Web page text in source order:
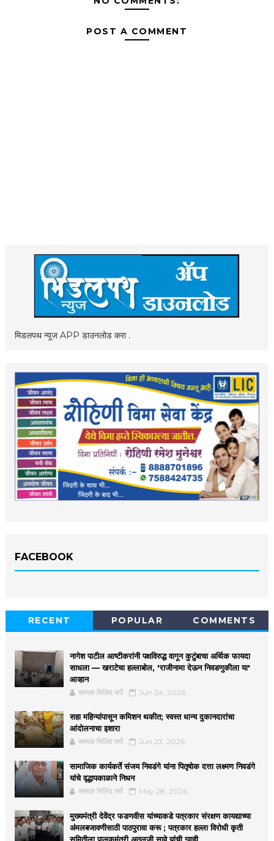
POST A COMMENT
मिडलपथ न्यूज APP डाउनलोड करा .
FACEBOOK
RECENT POPULAR COMMENTS
नागेश पाटील आष्टीकरांनी पक्षविरुद्ध वागून कुटुंबाचा अर्थिक फायदा
साधला — खराटेचा हल्लाबोल, 'राजीनामा देऊन निवडणुकीला या'
आव्हान
सम्यक मिलिंद सर्पे Jun 24, 2026
सहा महिन्यांपासून कमिशन थकीत; स्वस्त धान्य दुकानदारांचा
आंदोलनाचा इशारा
सम्यक मिलिंद सर्पे Jun 23, 2026
सामाजिक कार्यकर्ते संजय निवडंगे यांना पितृषोक दत्ता लक्ष्मण निवडंगे
यांचे वृद्धापकाळाने निधन
सम्यक मिलिंद सर्पे May 28, 2026
मुख्यमंत्री देवेंद्र फडणवीस यांच्याकडे पत्रकार संरक्षण कायद्याच्या
अंमलबजावणीसाठी पाठपुरावा करू ; पत्रकार हल्ला विरोधी कृती